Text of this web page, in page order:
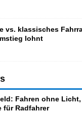
vs. klassisches
lohnt
Fahren ohne
für Radfahrer